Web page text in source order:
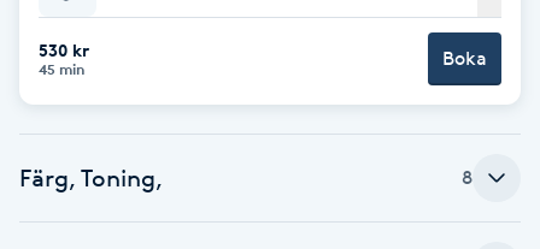
Bottenfärg
Brynformning
Brynfärgning
530 kr
45 min Boka
Färg, Toning, 8